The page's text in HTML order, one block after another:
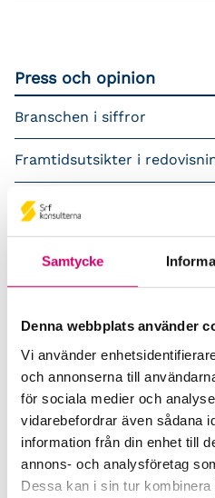
Samtycke
Denna webbplats använder
Vi använder
och annonserna till
för sociala medier och
vidarebefordrar även sådana
information från din enhet till
annons- och analysföretag
Dessa kan i sin tur
Press och opinion
Branschen i siffror
Framtidsutsikter i
Prenumerera på våra
Påverkansarbete
Remisser
Samverkan med
Srf Fokusrapport 2024 –
företagande
Våra nyhetskanaler